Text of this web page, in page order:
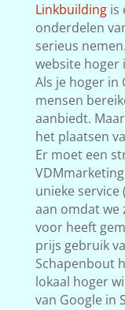
Linkbuildingis
onderdelen
serieus
website hoger
Als je hoger in
mensen
aanbiedt.
het plaatsen
Er moet een
unieke
aan omdat we
voor heeft
prijs gebruik
Schapenbout
lokaal hoger
van Google in